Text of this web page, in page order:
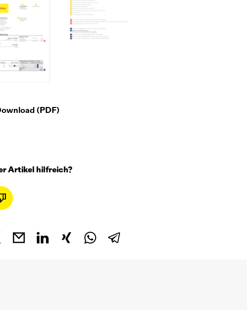
(PDF)
Artikel hilfreich?